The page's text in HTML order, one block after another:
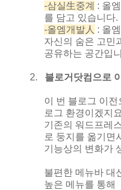
-삼실生중계 : 올
를 담고 있습니다.
-올엠개발人 : 올
자신의 숨은 고민
공유하는 공간입
2. 블로거닷컴으로
이 번 블로그 이
로그 환경이겠지요
기존의 워드프레
로 둥지를 옮기면
기능상의 변화가
불편한 메뉴바 대
높은 메뉴를 통해